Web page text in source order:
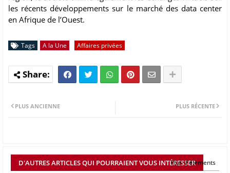
les récents développements sur le marché des data center
en Afrique de l’Ouest.
Tags A la Une Affaires privées
PLUS RÉCENTE
PLUS ANCIENNE
D'AUTRES ARTICLES QUI POURRAIENT VOUS INTÉRESSER
Plus d'éléments